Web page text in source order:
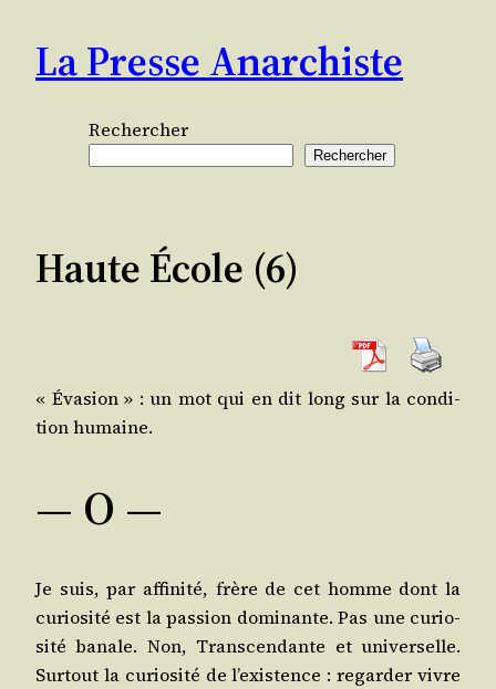
contenu
La Presse Anarchiste
Rechercher
Rechercher
Haute École (6)
« Éva­sion » : un mot qui en dit long sur la condi­
tion humaine.
— O —
Je suis, par affi­ni­té, frère de cet homme dont la
curio­si­té est la pas­sion domi­nante. Pas une curio­
si­té banale. Non, Trans­cen­dante et uni­ver­selle.
Sur­tout la curio­si­té de l’exis­tence : regar­der vivre